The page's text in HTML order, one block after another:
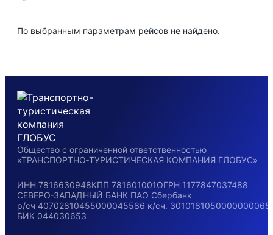
По выбранным параметрам рейсов не найдено.
Общество с ограниченной ответственностью
«ТРАНСПОРТНО‑ТУРИСТИЧЕСКАЯ КОМПАНИЯ ГЛОБУС»
ИНН 7816630948КПП 781601001ОГРН 1177847037488
СЕВЕРО-ЗАПАДНЫЙ БАНК ПАО Сбербанк
р/сч 40702810455000045586 к/сч.
БИК 044030653